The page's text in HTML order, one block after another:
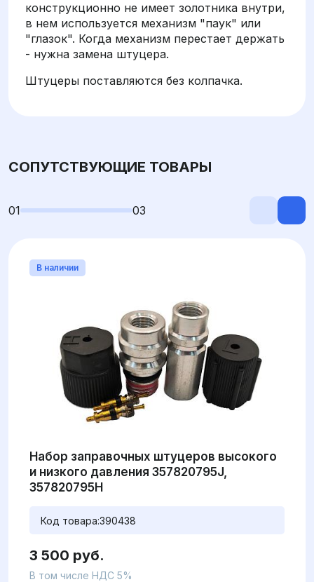
конструкционно не имеет золотника внутри,
в нем используется механизм "паук" или
"глазок". Когда механизм перестает держать
- нужна замена штуцера.
Штуцеры поставляются без колпачка.
СОПУТСТВУЮЩИЕ ТОВАРЫ
01 03
В наличии
Набор заправочных штуцеров высокого
и низкого давления 357820795J,
357820795H
Код товара:390438
3 500 руб.
В том числе НДС 5%